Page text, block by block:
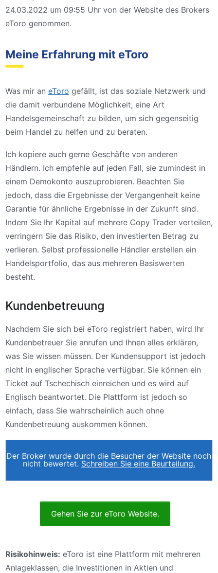
24.03.2022 um 09:55 Uhr von der Website des Brokers
eToro genommen.
Meine Erfahrung mit eToro
Was mir an eToro gefällt, ist das soziale Netzwerk und
die damit verbundene Möglichkeit, eine Art
Handelsgemeinschaft zu bilden, um sich gegenseitig
beim Handel zu helfen und zu beraten.
Ich kopiere auch gerne Geschäfte von anderen
Händlern. Ich empfehle auf jeden Fall, sie zumindest in
einem Demokonto auszuprobieren. Beachten Sie
jedoch, dass die Ergebnisse der Vergangenheit keine
Garantie für ähnliche Ergebnisse in der Zukunft sind.
Indem Sie Ihr Kapital auf mehrere Copy Trader verteilen,
verringern Sie das Risiko, den investierten Betrag zu
verlieren. Selbst professionelle Händler erstellen ein
Handelsportfolio, das aus mehreren Basiswerten
besteht.
Kundenbetreuung
Nachdem Sie sich bei eToro registriert haben, wird Ihr
Kundenbetreuer Sie anrufen und Ihnen alles erklären,
was Sie wissen müssen. Der Kundensupport ist jedoch
nicht in englischer Sprache verfügbar. Sie können ein
Ticket auf Tschechisch einreichen und es wird auf
Englisch beantwortet. Die Plattform ist jedoch so
einfach, dass Sie wahrscheinlich auch ohne
Kundenbetreuung auskommen können.
Der Broker wurde durch die Besucher der Website noch
nicht bewertet. Schreiben Sie eine Beurteilung.
Gehen Sie zur eToro Website.
Risikohinweis: eToro ist eine Plattform mit mehreren
Anlageklassen, die Investitionen in Aktien und